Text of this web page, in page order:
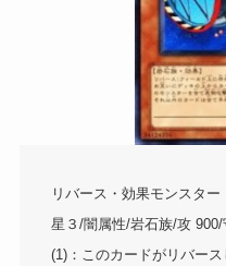
リバース・効果モンスター
星３/闇属性/岩石族/攻 900/
(1)：このカードがリバース